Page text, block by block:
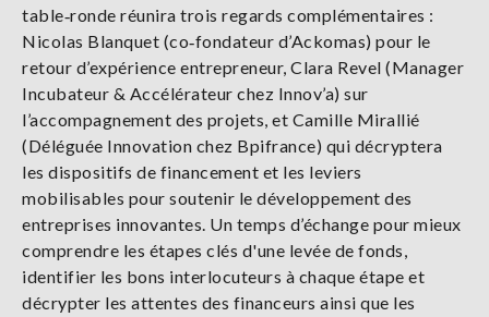
table‑ronde réunira trois regards complémentaires :
Nicolas Blanquet (co‑fondateur d’Ackomas) pour le
retour d’expérience entrepreneur, Clara Revel (Manager
Incubateur & Accélérateur chez Innov’a) sur
l’accompagnement des projets, et Camille Mirallié
(Déléguée Innovation chez Bpifrance) qui décryptera
les dispositifs de financement et les leviers
mobilisables pour soutenir le développement des
entreprises innovantes. Un temps d’échange pour mieux
comprendre les étapes clés d'une levée de fonds,
identifier les bons interlocuteurs à chaque étape et
décrypter les attentes des financeurs ainsi que les